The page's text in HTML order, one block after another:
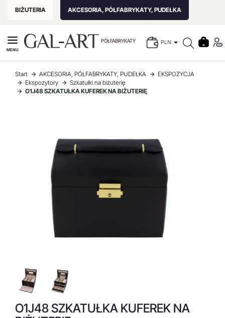
BIŻUTERIA AKCESORIA, PÓŁFABRYKATY, PUDEŁKA
PÓŁFABRYKATY PLN
MENU
Start AKCESORIA, PÓŁFABRYKATY, PUDEŁKA
EKSPOZYCJA
Ekspozytory
Szkatułki na biżuterię
O1J48 SZKATUŁKA KUFEREK NA BIŻUTERIĘ
O1J48 SZKATUŁKA KUFEREK NA